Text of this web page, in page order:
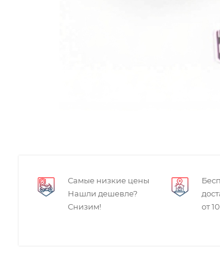
Самые низкие цены
Нашли дешевле?
Снизим!
от